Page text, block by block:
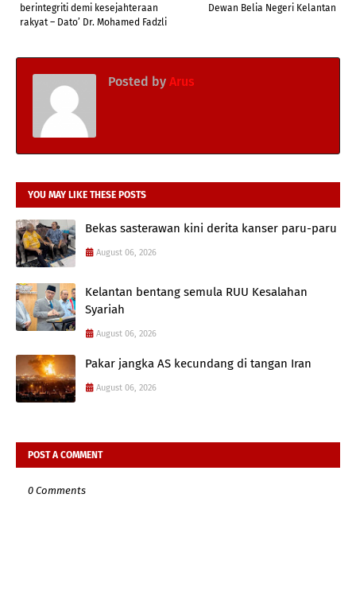
Dewan Belia Negeri Kelantan
berintegriti demi kesejahteraan
rakyat – Dato’ Dr. Mohamed Fadzli
Posted by Arus
YOU MAY LIKE THESE POSTS
Bekas sasterawan kini derita kanser paru-paru
August 06, 2026
Kelantan bentang semula RUU Kesalahan
Syariah
August 06, 2026
Pakar jangka AS kecundang di tangan Iran
August 06, 2026
POST A COMMENT
0 Comments